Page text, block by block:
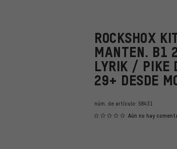
ROCKSHOX
MANTEN. B1
LYRIK / PIKE
29+ DESDE
núm. de artículo: 58431
Aún no hay